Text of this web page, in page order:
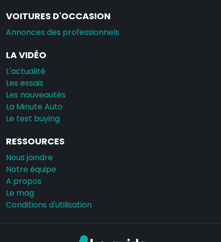
VOITURES D'OCCASION
Annonces des professionnels
LA VIDÉO
L'actualité
Les essais
Les nouveautés
La Minute Auto
Le test buying
RESSOURCES
Nous joindre
Notre équipe
A propos
Le mag
Conditions d'utilisation